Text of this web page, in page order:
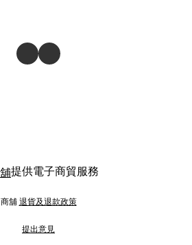
提供電子商貿服務
商舖 退貨及退款政策
提出意見